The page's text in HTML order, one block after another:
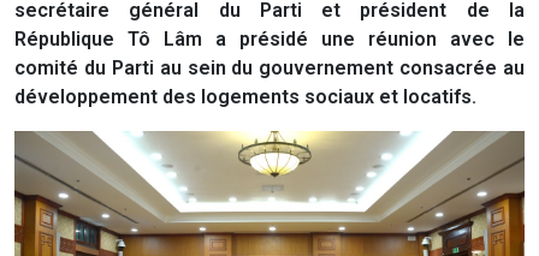
secrétaire général du Parti et président de la
République Tô Lâm a présidé une réunion avec le
comité du Parti au sein du gouvernement consacrée au
développement des logements sociaux et locatifs.